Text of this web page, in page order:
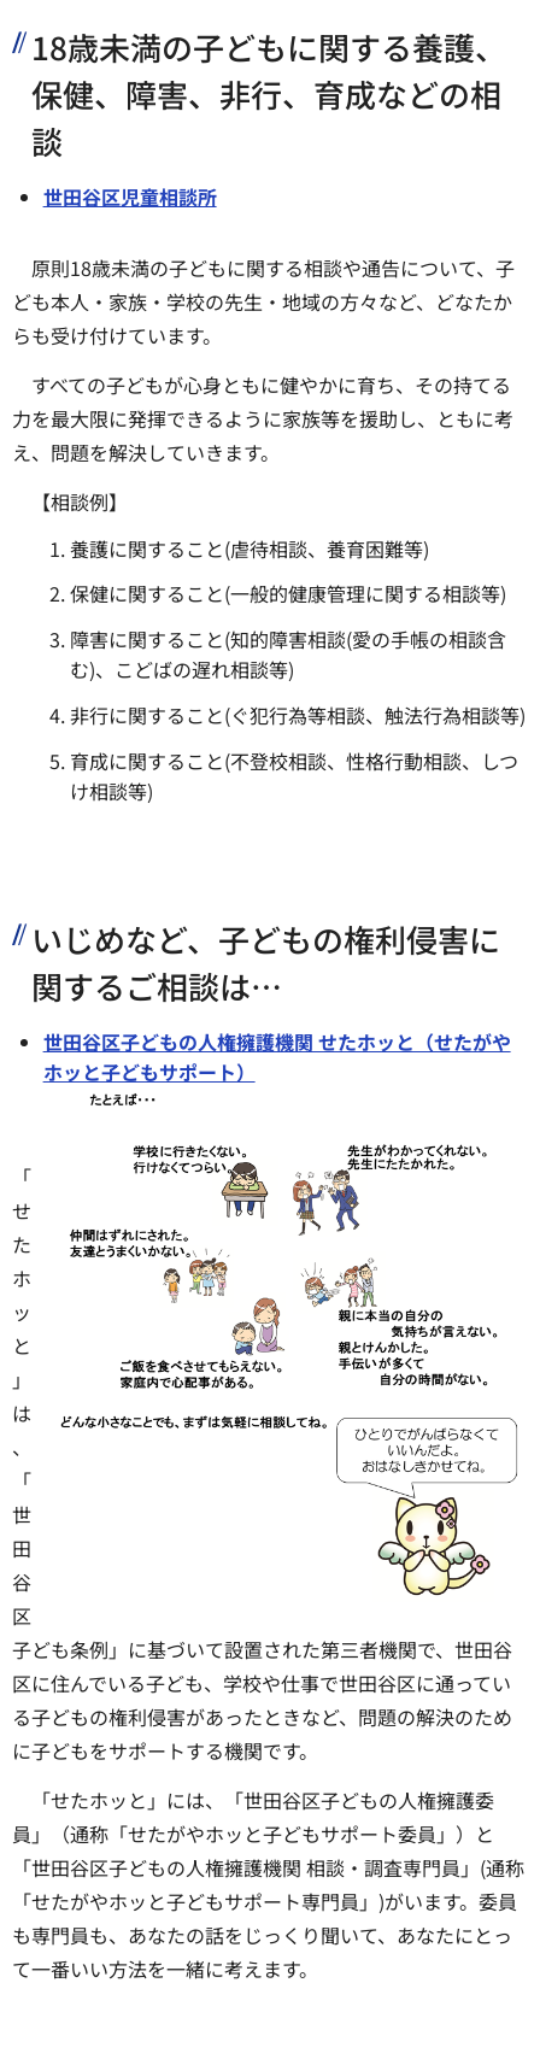
18歳未満の子どもに関する養護、
保健、障害、非行、育成などの相
談
世田谷区児童相談所
原則18歳未満の子どもに関する相談や通告について、子
ども本人・家族・学校の先生・地域の方々など、どなたか
らも受け付けています。
すべての子どもが心身ともに健やかに育ち、その持てる
力を最大限に発揮できるように家族等を援助し、ともに考
え、問題を解決していきます。
【相談例】
養護に関すること(虐待相談、養育困難等)
保健に関すること(一般的健康管理に関する相談等)
障害に関すること(知的障害相談(愛の手帳の相談含
む)、こどばの遅れ相談等)
非行に関すること(ぐ犯行為等相談、触法行為相談等)
育成に関すること(不登校相談、性格行動相談、しつ
け相談等)
いじめなど、子どもの権利侵害に
関するご相談は…
世田谷区子どもの人権擁護機関 せたホッと（せたがや
ホッと子どもサポート）
「
せ
た
ホ
ッ
と
」
は
、
「
世
田
谷
区
子ども条例」に基づいて設置された第三者機関で、世田谷
区に住んでいる子ども、学校や仕事で世田谷区に通ってい
る子どもの権利侵害があったときなど、問題の解決のため
に子どもをサポートする機関です。
「せたホッと」には、「世田谷区子どもの人権擁護委
員」（通称「せたがやホッと子どもサポート委員」）と
「世田谷区子どもの人権擁護機関 相談・調査専門員」(通称
「せたがやホッと子どもサポート専門員」)がいます。委員
も専門員も、あなたの話をじっくり聞いて、あなたにとっ
て一番いい方法を一緒に考えます。